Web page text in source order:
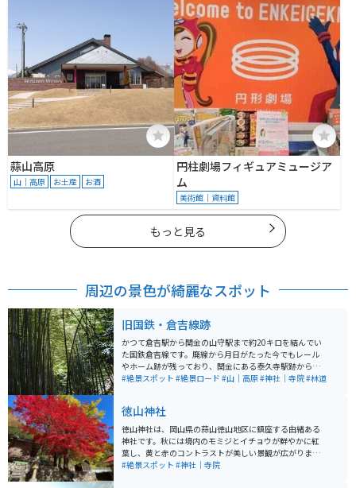
蒜山高原
山｜高原 お土産 お酒
円柱劇場フィギュアミュージア
ム
美術館｜資料館
もっと見る
周辺の景色が綺麗なスポット
旧国鉄・倉吉線跡
かつて倉吉駅から関金の山守駅まで約20キロを結んでい
た国鉄倉吉線です。廃線から月日がたった今でもレール
やホーム跡が残っており、関金にある泰久寺駅跡から山
守トンネル入口付近までは竹林の中に廃線跡がありま
駅跡前まで車やバイクで行くことは可能ですが、駐車す
ることはできないため、車で訪れる際は、旧国鉄倉吉線
跡観光案内所にある臨時駐車場に駐車することになりま
す。
#絶景スポット #絶景ロード #山｜高原#神社｜寺院#林道
徳山神社
徳山神社は、岡山県の蒜山徳山地区に鎮座する由緒ある
神社です。秋には境内のモミジとイチョウが鮮やかに紅
葉し、黄と赤のコントラストが美しい景観が広がりま
す。隠れた紅葉の名所で撮影スポットとしても人気が高
#絶景スポット #神社｜寺院